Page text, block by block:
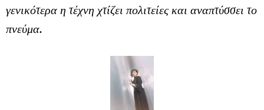
γενικότερα η τέχνη χτίζει πολιτείες και αναπτύσσει το
πνεύμα.